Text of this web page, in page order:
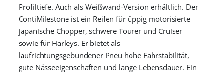
Profiltiefe. Auch als Weißwand-Version erhältlich. Der
ContiMilestone ist ein Reifen für üppig motorisierte
japanische Chopper, schwere Tourer und Cruiser
sowie für Harleys. Er bietet als
laufrichtungsgebundener Pneu hohe Fahrstabilität,
gute Nässeeigenschaften und lange Lebensdauer. Ein